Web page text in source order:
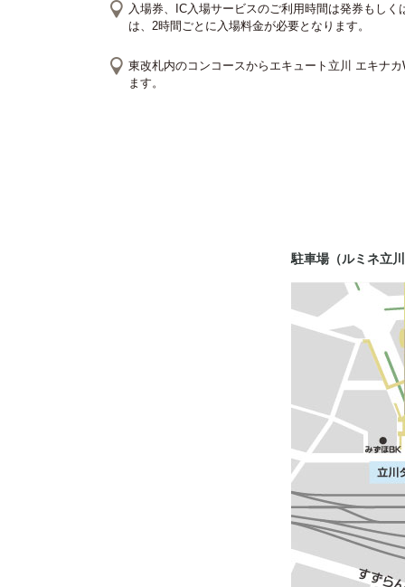
入場券、IC入場サービスのご利用時間は発券もし
は、2時間ごとに入場料金が必要となります。
東改札内のコンコースからエキュート立川 エキナ
ます。
駐車場（ルミネ立